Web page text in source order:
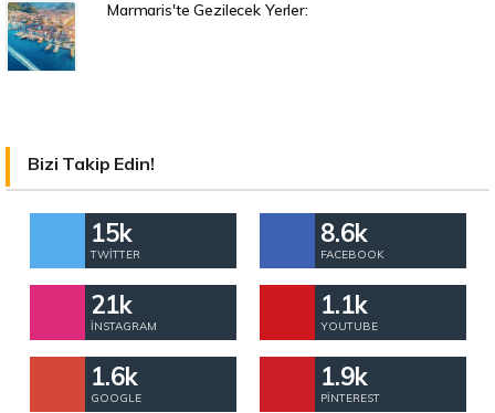
Marmaris'te Gezilecek Yerler:
Bizi Takip Edin!
15k
TWITTER
8.6k
FACEBOOK
21k
İNSTAGRAM
1.1k
YOUTUBE
1.6k
GOOGLE
1.9k
PINTEREST